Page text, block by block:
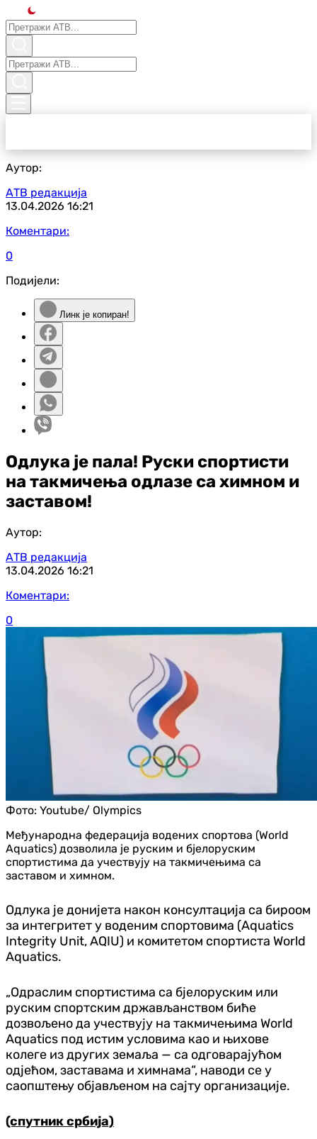
Аутор:
АТВ редакција
13.04.2026 16:21
Коментари:
0
Подијели:
Линк је копиран!
Одлука је пала! Руски спортисти
на такмичења одлазе са химном и
заставом!
Аутор:
АТВ редакција
13.04.2026 16:21
Коментари:
0
Фото: Youtube/ Olympics
Међународна федерација водених спортова (World
Aquatics) дозволила је руским и бјелоруским
спортистима да учествују на такмичењима са
заставом и химном.
Одлука је донијета након консултација са бироом
за интегритет у воденим спортовима (Aquatics
Integrity Unit, AQIU) и комитетом спортиста World
Aquatics.
„Одраслим спортистима са бјелоруским или
руским спортским држављанством биће
дозвољено да учествују на такмичењима World
Aquatics под истим условима као и њихове
колеге из других земаља — са одговарајућом
одјећом, заставама и химнама“, наводи се у
саопштењу објављеном на сајту организације.
(спутник србија)